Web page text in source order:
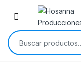
Skip to navigation
Skip to content
Buscar por: